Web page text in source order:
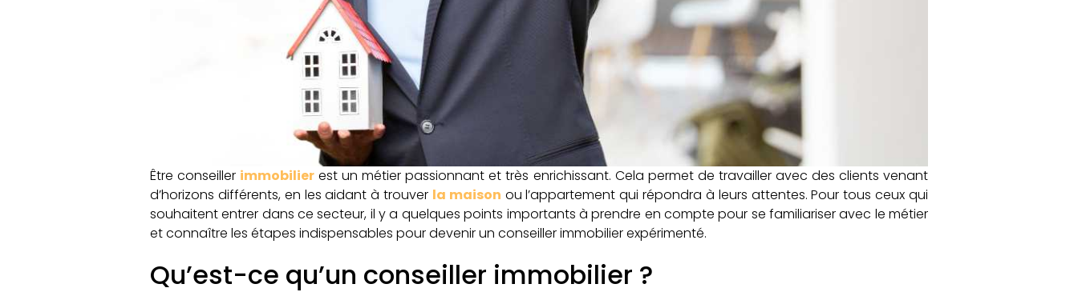
Être conseiller immobilier est un métier passionnant et très enrichissant. Cela permet de travailler avec des clients venant
d’horizons différents, en les aidant à trouver la maison ou l’appartement qui répondra à leurs attentes. Pour tous ceux qui
souhaitent entrer dans ce secteur, il y a quelques points importants à prendre en compte pour se familiariser avec le métier
et connaître les étapes indispensables pour devenir un conseiller immobilier expérimenté.
Qu’est-ce qu’un conseiller immobilier ?